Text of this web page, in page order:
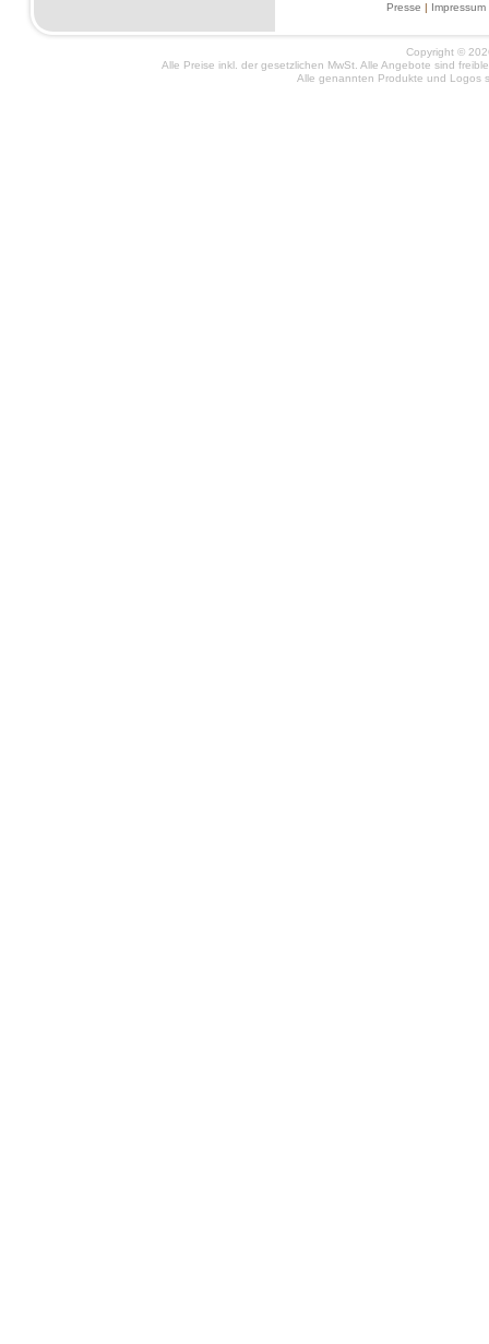
Presse | Impressum
Copyright ©
Alle Preise inkl. der gesetzlichen MwSt. Alle Angebote sind
Alle genannten Produkte und Logos